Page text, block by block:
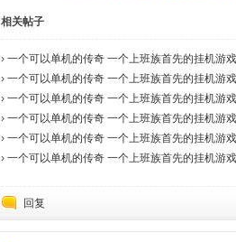
相关帖子
› 一个可以单机的传奇 一个上班族首先的挂机游
› 一个可以单机的传奇 一个上班族首先的挂机游
› 一个可以单机的传奇 一个上班族首先的挂机游
› 一个可以单机的传奇 一个上班族首先的挂机游
› 一个可以单机的传奇 一个上班族首先的挂机游
› 一个可以单机的传奇 一个上班族首先的挂机游
回复